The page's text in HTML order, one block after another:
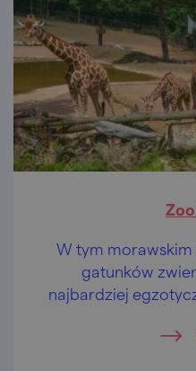
W tym
gatunków
najbardziej